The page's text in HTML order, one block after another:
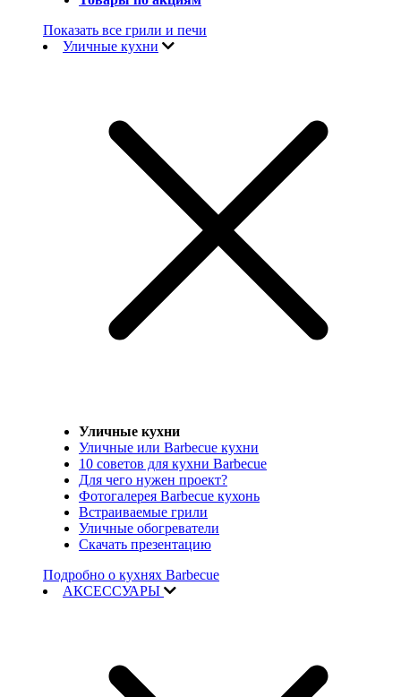
Показать все грили и печи
Уличные кухни
Уличные кухни
Уличные или Barbecue кухни
10 советов для кухни Barbecue
Для чего нужен проект?
Фотогалерея Barbecue кухонь
Встраиваемые грили
Уличные обогреватели
Скачать презентацию
Подробно о кухнях Barbecue
АКСЕССУАРЫ